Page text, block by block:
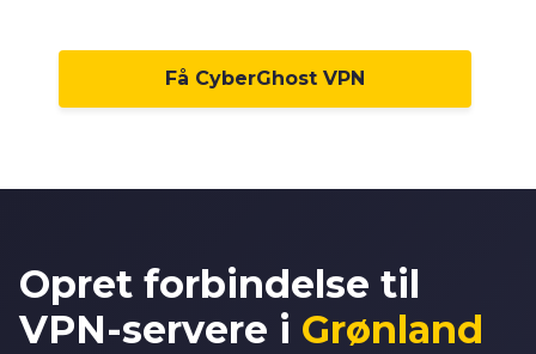
Få CyberGhost VPN
Opret forbindelse til
VPN-servere i Grønland